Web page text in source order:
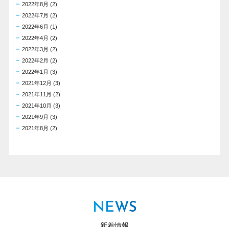
2022年8月 (2)
2022年7月 (2)
2022年6月 (1)
2022年4月 (2)
2022年3月 (2)
2022年2月 (2)
2022年1月 (3)
2021年12月 (3)
2021年11月 (2)
2021年10月 (3)
2021年9月 (3)
2021年8月 (2)
NEWS
新着情報